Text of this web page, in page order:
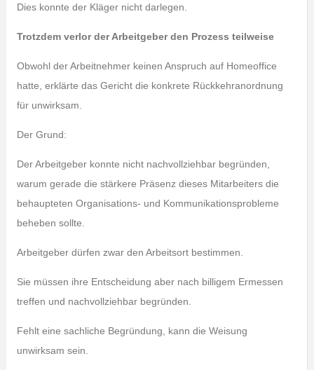
Dies konnte der Kläger nicht darlegen.
Trotzdem verlor der Arbeitgeber den Prozess teilweise
Obwohl der Arbeitnehmer keinen Anspruch auf Homeoffice
hatte, erklärte das Gericht die konkrete Rückkehranordnung
für unwirksam.
Der Grund:
Der Arbeitgeber konnte nicht nachvollziehbar begründen,
warum gerade die stärkere Präsenz dieses Mitarbeiters die
behaupteten Organisations- und Kommunikationsprobleme
beheben sollte.
Arbeitgeber dürfen zwar den Arbeitsort bestimmen.
Sie müssen ihre Entscheidung aber nach billigem Ermessen
treffen und nachvollziehbar begründen.
Fehlt eine sachliche Begründung, kann die Weisung
unwirksam sein.